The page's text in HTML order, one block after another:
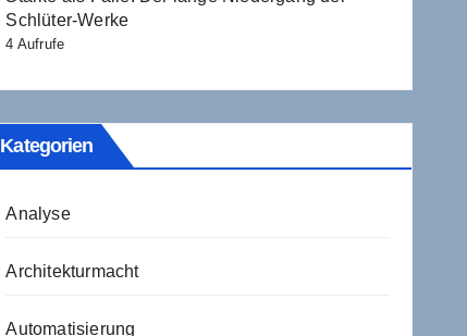
Schlüter-Werke
4 Aufrufe
Kategorien
Analyse
Architekturmacht
Automatisierung